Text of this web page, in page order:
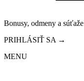
Bonusy, odmeny a súťaže
PRIHLÁSIŤ SA →
MENU